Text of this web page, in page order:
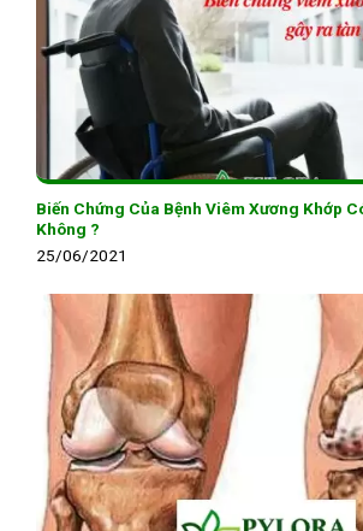
Biến Chứng Của Bệnh Viêm Xương Khớp
Không ?
25/06/2021